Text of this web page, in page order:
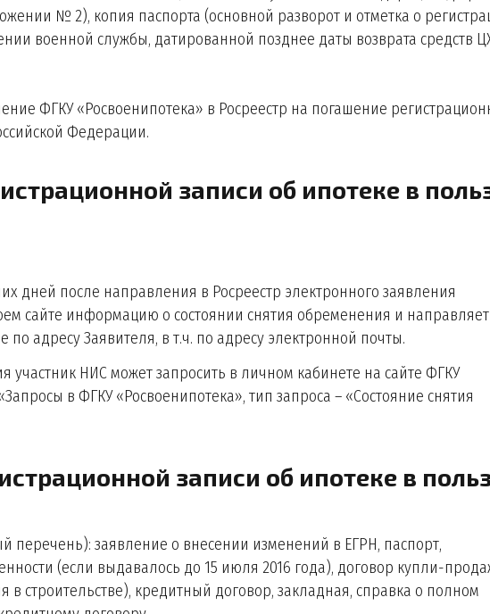
№ 2), копия паспорта (основной разворот и отметка о
военной службы, датированной позднее даты возврата средств
ФГКУ «Росвоенипотека» в Росреестр на погашение
Федерации.
записи об ипотеке в
дней после направления в Росреестр электронного заявления
сайте информацию о состоянии снятия обременения и направляет
по адресу Заявителя, в т.ч. по адресу электронной почты.
участник НИС может запросить в личном кабинете на сайте ФГКУ
в ФГКУ «Росвоенипотека», тип запроса – «Состояние снятия
записи об ипотеке в
перечень): заявление о внесении изменений в ЕГРН, паспорт,
(если выдавалось до 15 июля 2016 года), договор купли-
в строительстве), кредитный договор, закладная, справка о полном